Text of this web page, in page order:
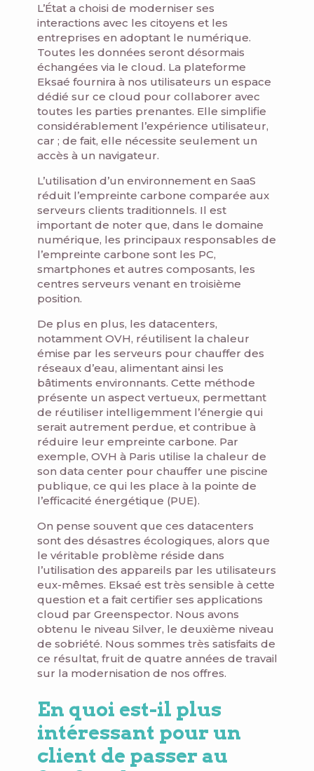
L’État a choisi de moderniser ses
interactions avec les citoyens et les
entreprises en adoptant le numérique.
Toutes les données seront désormais
échangées via le cloud. La plateforme
Eksaé fournira à nos utilisateurs un espace
dédié sur ce cloud pour collaborer avec
toutes les parties prenantes. Elle simplifie
considérablement l’expérience utilisateur,
car ; de fait, elle nécessite seulement un
accès à un navigateur.
L’utilisation d’un environnement en SaaS
réduit l’empreinte carbone comparée aux
serveurs clients traditionnels. Il est
important de noter que, dans le domaine
numérique, les principaux responsables de
l’empreinte carbone sont les PC,
smartphones et autres composants, les
centres serveurs venant en troisième
position.
De plus en plus, les datacenters,
notamment OVH, réutilisent la chaleur
émise par les serveurs pour chauffer des
réseaux d’eau, alimentant ainsi les
bâtiments environnants. Cette méthode
présente un aspect vertueux, permettant
de réutiliser intelligemment l’énergie qui
serait autrement perdue, et contribue à
réduire leur empreinte carbone. Par
exemple, OVH à Paris utilise la chaleur de
son data center pour chauffer une piscine
publique, ce qui les place à la pointe de
l’efficacité énergétique (PUE).
On pense souvent que ces datacenters
sont des désastres écologiques, alors que
le véritable problème réside dans
l’utilisation des appareils par les utilisateurs
eux-mêmes. Eksaé est très sensible à cette
question et a fait certifier ses applications
cloud par Greenspector. Nous avons
obtenu le niveau Silver, le deuxième niveau
de sobriété. Nous sommes très satisfaits de
ce résultat, fruit de quatre années de travail
sur la modernisation de nos offres.
En quoi est-il plus
intéressant pour un
client de passer au